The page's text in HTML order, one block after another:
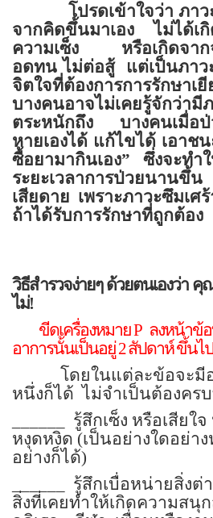
โปรดเข้าใจว่า ภา
จากคิดขึ้นมาเอง ไม่ได้เ
ความเซ็ง หรือเกิดจาก
อดทน ไม่ต่อสู้
แต่เป็นภาว
จิตใจที่ต้องการการรักษาเ
บางคนอาจไม่เคยรู้จักว่ามี
ตระหนักถึง
บางคนเมื่อ
หายเองได้ แก้ไขได้ เอาช
ซื้อยามากินเอง” ซึ่งจะทำ
ระยะเวลาการป่วยนานขึ้น
เสียดาย เพราะภาวะซึมเ
ถ้าได้รับการรักษาที่ถูกต้อง
วิธีสำรวจง่ายๆ ด้วยตนเองว่า คุ
ไม่!
ขีดเครื่องหมายP ลงหน้าข้
อาการนั้นเป็นอยู่ 2 สัปดาห์ ขึ้นไป
โดยในแต่ละข้อจะมี
หนึ่งก็ได้ ไม่จำเป็นต้องคร
รู้สึกเซ็ง หรือเสียใ
หงุดหงิด (เป็นอย่างใดอย่า
อย่างก็ได้)
รู้สึกเบื่อหน่ายสิ่งต่
สิ่งที่เคยทำให้เกิดความสนุ